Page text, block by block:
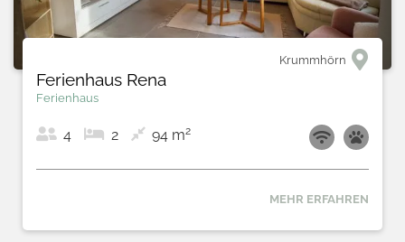
Krummhörn
Ferienhaus Rena
Ferienhaus
4 2 94 m2
MEHR ERFAHREN